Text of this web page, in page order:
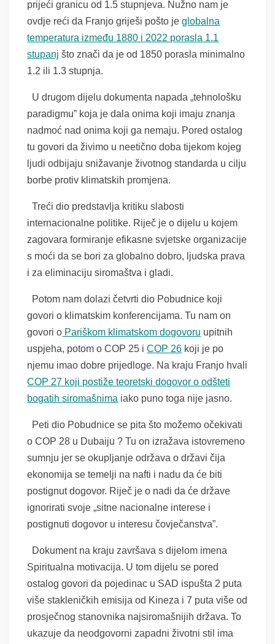
prijeći granicu od 1.5 stupnjeva. Nužno nam je
ovdje reći da Franjo griješi pošto jeglobalna
temperatura između 1880 i 2022 porasla 1.1
stupanj što znači da je od 1850 porasla minimalno
1.2 ili 1.3 stupnja.
U drugom dijelu dokumenta napada „tehnološku
paradigmu” koja je dala onima koji imaju znanja
nadmoć nad onima koji ga nemaju. Pored ostalog
tu govori da živimo u neetično doba tijekom kojeg
ljudi odbijaju snižavanje životnog standarda u cilju
borbe protiv klimatskih promjena.
Treći dio predstavlja kritiku slabosti
internacionalne politike. Riječ je o dijelu u kojem
zagovara formiranje efikasne svjetske organizacije
s moći da se bori za globalno dobro, ljudska prava
i za eliminaciju siromaštva i gladi.
Potom nam dolazi četvrti dio Pobudnice koji
govori o klimatskim konferencijama. Tu nam on
govori o Pariškom klimatskom dogovoru upitnih
uspjeha, potom o COP 25 iCOP 26 koji je po
njemu imao dobre prijedloge. Na kraju Franjo hvali
COP 27 koji postiže teoretski dogovor o odšteti
bogatih siromašnima iako puno toga nije jasno.
Peti dio Pobudnice se pita što možemo očekivati
o COP 28 u Dubaiju ? Tu on izražava istovremeno
sumnju jer se okupljanje održava o državi čija
ekonomija se temelji na nafti i nadu da će biti
postignut dogovor. Riječ je o nadi da će države
ignorirati svoje „sitne nacionalne interese i
postignuti dogovor u interesu čovječanstva”.
Dokument na kraju završava s dijelom imena
Spiritualna motivacija. U tom dijelu se pored
ostalog govori da pojedinac u SAD ispušta 2 puta
više stakleničkih emisija od Kineza i 7 puta više od
prosječnog stanovnika najsiromašnijih država. To
ukazuje da neodgovorni zapadni životni stil ima